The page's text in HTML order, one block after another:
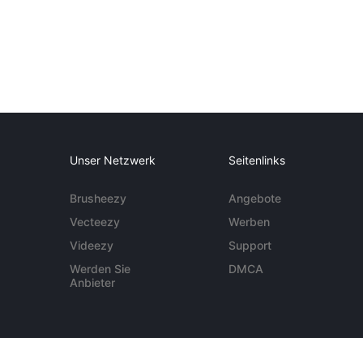
Unser Netzwerk
Brusheezy
Vecteezy
Videezy
Werden Sie
Anbieter
Seitenlinks
Angebote
Werben
Support
DMCA